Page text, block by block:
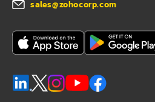
sales@zohocorp.com